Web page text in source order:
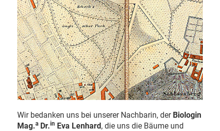
Wir bedanken uns bei unserer Nachbarin, der Biologin
Mag.a Dr.in Eva Lenhard, die uns die Bäume und